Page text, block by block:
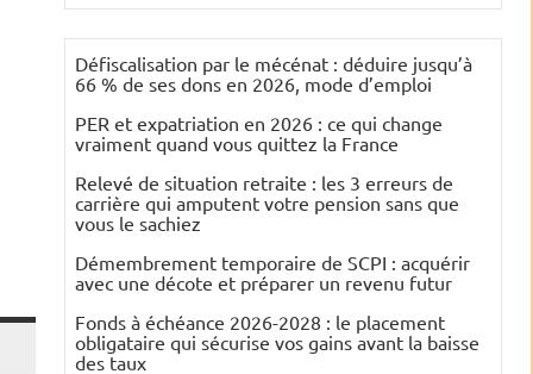
Défiscalisation par le mécénat : déduire jusqu’à
66 % de ses dons en 2026, mode d’emploi
PER et expatriation en 2026 : ce qui change
vraiment quand vous quittez la France
Relevé de situation retraite : les 3 erreurs de
carrière qui amputent votre pension sans que
vous le sachiez
Démembrement temporaire de SCPI : acquérir
avec une décote et préparer un revenu futur
Fonds à échéance 2026-2028 : le placement
obligataire qui sécurise vos gains avant la baisse
des taux